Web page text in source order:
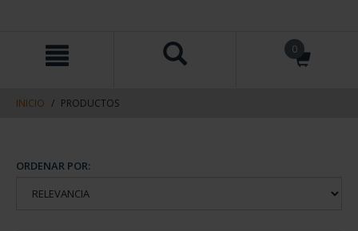
contenido
navegacin
0
INICIO PRODUCTOS
ORDENAR POR: